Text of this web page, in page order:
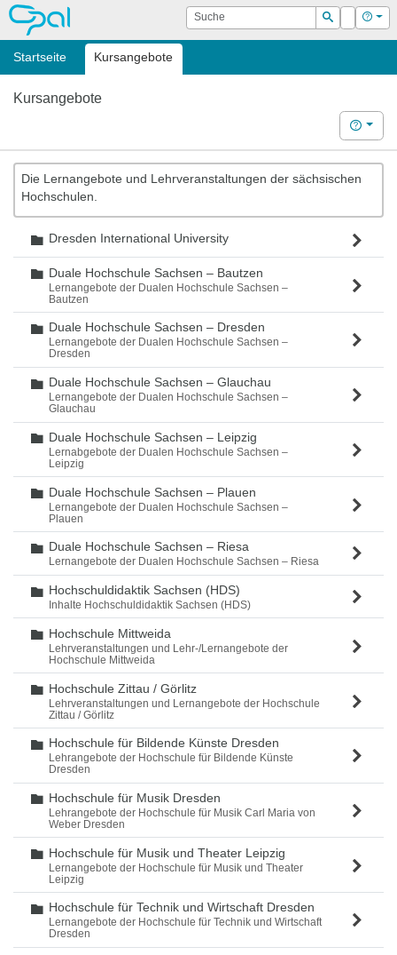
OPAL Suche
Suchen
Login Hilfe
Startseite Kursangebote
Kursangebote
Hilfe
Die Lernangebote und Lehrveranstaltungen der sächsischen
Hochschulen.
Ordner
Dresden International University
Ordner
Duale Hochschule Sachsen – Bautzen
Lernangebote der Dualen Hochschule Sachsen –
Bautzen
Ordner
Duale Hochschule Sachsen – Dresden
Lernangebote der Dualen Hochschule Sachsen –
Dresden
Ordner
Duale Hochschule Sachsen – Glauchau
Lernangebote der Dualen Hochschule Sachsen –
Glauchau
Ordner
Duale Hochschule Sachsen – Leipzig
Lernabgebote der Dualen Hochschule Sachsen –
Leipzig
Ordner
Duale Hochschule Sachsen – Plauen
Lernangebote der Dualen Hochschule Sachsen –
Plauen
Ordner
Duale Hochschule Sachsen – Riesa
Lernangebote der Dualen Hochschule Sachsen – Riesa
Ordner
Hochschuldidaktik Sachsen (HDS)
Inhalte Hochschuldidaktik Sachsen (HDS)
Ordner
Hochschule Mittweida
Lehrveranstaltungen und Lehr-/Lernangebote der
Hochschule Mittweida
Ordner
Hochschule Zittau / Görlitz
Lehrveranstaltungen und Lernangebote der Hochschule
Zittau / Görlitz
Ordner
Hochschule für Bildende Künste Dresden
Lehrangebote der Hochschule für Bildende Künste
Dresden
Ordner
Hochschule für Musik Dresden
Lehrangebote der Hochschule für Musik Carl Maria von
Weber Dresden
Ordner
Hochschule für Musik und Theater Leipzig
Lernangebote der Hochschule für Musik und Theater
Leipzig
Ordner
Hochschule für Technik und Wirtschaft Dresden
Lernangebote der Hochschule für Technik und Wirtschaft
Dresden